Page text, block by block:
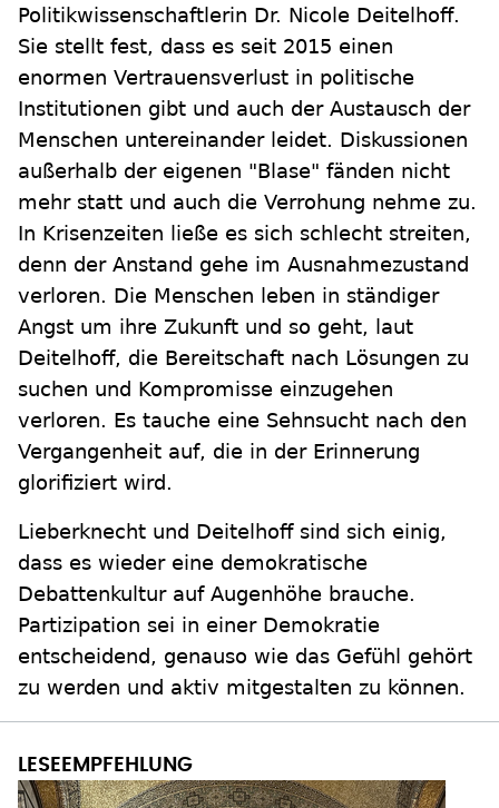
Politikwissenschaftlerin Dr. Nicole Deitelhoff.
Sie stellt fest, dass es seit 2015 einen
enormen Vertrauensverlust in politische
Institutionen gibt und auch der Austausch der
Menschen untereinander leidet. Diskussionen
außerhalb der eigenen "Blase" fänden nicht
mehr statt und auch die Verrohung nehme zu.
In Krisenzeiten ließe es sich schlecht streiten,
denn der Anstand gehe im Ausnahmezustand
verloren. Die Menschen leben in ständiger
Angst um ihre Zukunft und so geht, laut
Deitelhoff, die Bereitschaft nach Lösungen zu
suchen und Kompromisse einzugehen
verloren. Es tauche eine Sehnsucht nach den
Vergangenheit auf, die in der Erinnerung
glorifiziert wird.
Lieberknecht und Deitelhoff sind sich einig,
dass es wieder eine demokratische
Debattenkultur auf Augenhöhe brauche.
Partizipation sei in einer Demokratie
entscheidend, genauso wie das Gefühl gehört
zu werden und aktiv mitgestalten zu können.